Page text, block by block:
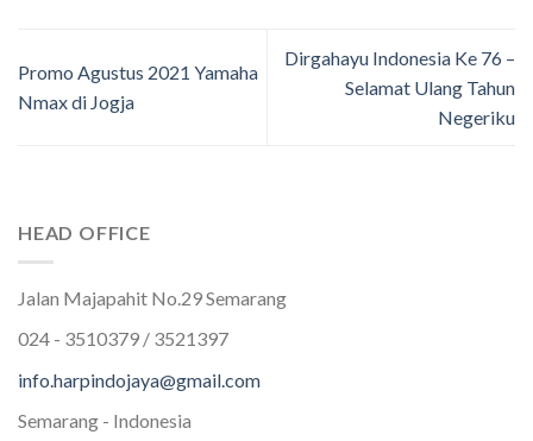
Promo Agustus 2021 Yamaha
Nmax di Jogja
Dirgahayu Indonesia Ke 76 –
Selamat Ulang Tahun
Negeriku
HEAD OFFICE
Jalan Majapahit No.29 Semarang
024 - 3510379 / 3521397
info.harpindojaya@gmail.com
Semarang - Indonesia